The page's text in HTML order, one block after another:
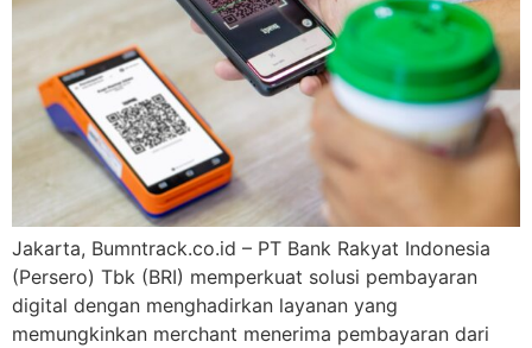
Jakarta, Bumntrack.co.id – PT Bank Rakyat Indonesia
(Persero) Tbk (BRI) memperkuat solusi pembayaran
digital dengan menghadirkan layanan yang
memungkinkan merchant menerima pembayaran dari